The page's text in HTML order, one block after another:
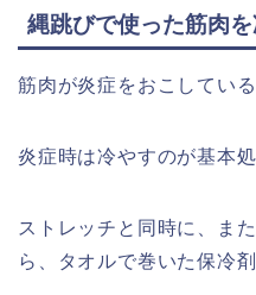
縄跳びで使った筋肉
筋肉が炎症をおこしてい
炎症時は冷やすのが基本
ストレッチと同時に、ま
ら、タオルで巻いた保冷